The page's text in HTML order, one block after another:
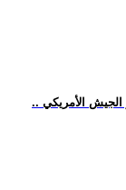
الأمريكي